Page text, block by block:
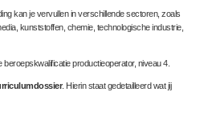
kan je vervullen in verschillende sectoren, zoals
kunststoffen, chemie, technologische industrie,
beroepskwalificatieproductieoperator, niveau 4.
. Hierin staat gedetailleerd wat jij